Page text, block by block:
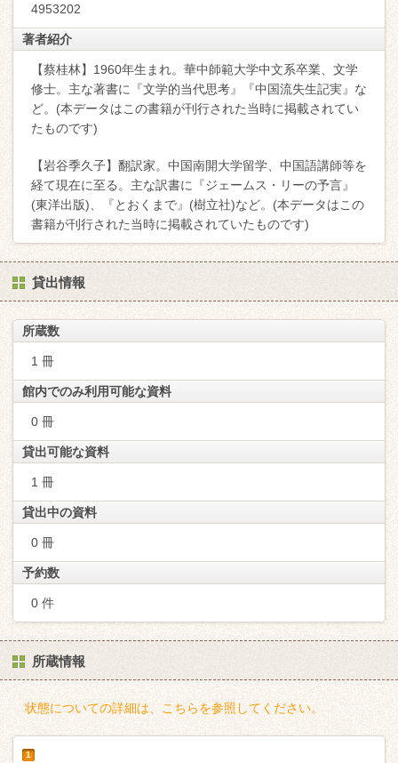
4953202
著者紹介
【蔡桂林】1960年生まれ。華中師範大学中文系卒業、文学
修士。主な著書に『文学的当代思考』『中国流失生記実』な
ど。(本データはこの書籍が刊行された当時に掲載されてい
たものです)
【岩谷季久子】翻訳家。中国南開大学留学、中国語講師等を
経て現在に至る。主な訳書に『ジェームス・リーの予言』
(東洋出版)、『とおくまで』(樹立社)など。(本データはこの
書籍が刊行された当時に掲載されていたものです)
貸出情報
所蔵数
1 冊
館内でのみ利用可能な資料
0 冊
貸出可能な資料
1 冊
貸出中の資料
0 冊
予約数
0 件
所蔵情報
状態についての詳細は、こちらを参照してください。
1